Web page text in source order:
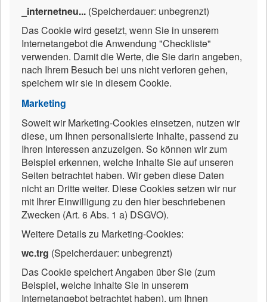
_internetneu... (Speicherdauer: unbegrenzt)
Das Cookie wird gesetzt, wenn Sie in unserem
Internetangebot die Anwendung "Checkliste"
verwenden. Damit die Werte, die Sie darin angeben,
nach Ihrem Besuch bei uns nicht verloren gehen,
speichern wir sie in diesem Cookie.
Marketing
Soweit wir Marketing-Cookies einsetzen, nutzen wir
diese, um Ihnen personalisierte Inhalte, passend zu
Ihren Interessen anzuzeigen. So können wir zum
Beispiel erkennen, welche Inhalte Sie auf unseren
Seiten betrachtet haben. Wir geben diese Daten
nicht an Dritte weiter. Diese Cookies setzen wir nur
mit Ihrer Einwilligung zu den hier beschriebenen
Zwecken (Art. 6 Abs. 1 a) DSGVO).
Weitere Details zu Marketing-Cookies:
wc.trg (Speicherdauer: unbegrenzt)
Das Cookie speichert Angaben über Sie (zum
Beispiel, welche Inhalte Sie in unserem
Internetangebot betrachtet haben), um Ihnen